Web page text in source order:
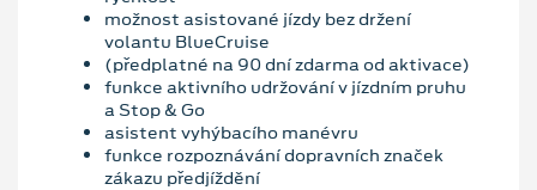
možnost asistované jízdy bez držení
volantu BlueCruise
(předplatné na 90 dní zdarma od aktivace)
funkce aktivního udržování v jízdním pruhu
a Stop & Go
asistent vyhýbacího manévru
funkce rozpoznávání dopravních značek
zákazu předjíždění